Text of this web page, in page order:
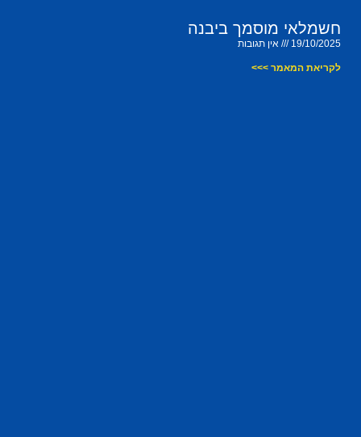
חשמלאי מוסמך ביבנה
19/10/2025 אין תגובות
לקריאת המאמר >>>